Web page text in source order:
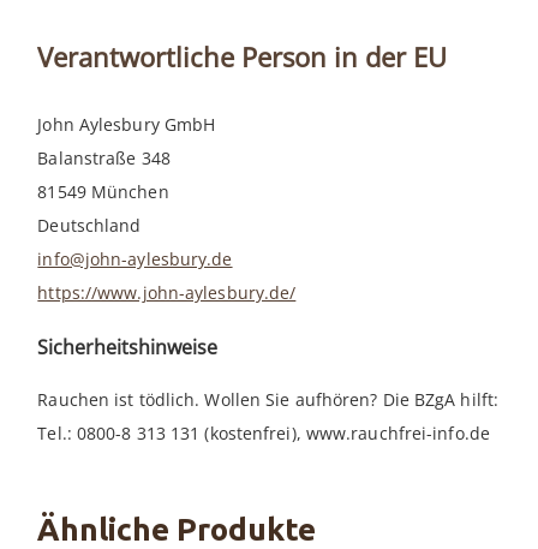
Verantwortliche Person in der EU
John Aylesbury GmbH
Balanstraße 348
81549 München
Deutschland
info@john-aylesbury.de
https://www.john-aylesbury.de/
Sicherheitshinweise
Rauchen ist tödlich. Wollen Sie aufhören? Die BZgA hilft:
Tel.: 0800-8 313 131 (kostenfrei), www.rauchfrei-info.de
Ähnliche Produkte